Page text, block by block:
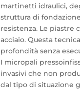
martinetti idraulici,
struttura di
resistenza. Le
acciaio. Questa
profondità senza
I micropali
invasivi che non
dal tipo di situazione